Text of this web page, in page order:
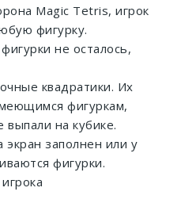
Magic Tetris, игрок
фигурку.
не осталось,
квадратики. Их
фигуркам,
выпали на кубике.
экран заполнен или у
фигурки.